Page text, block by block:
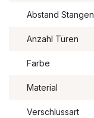
Abstand Stangen
Anzahl Türen
Farbe
Material
Verschlussart